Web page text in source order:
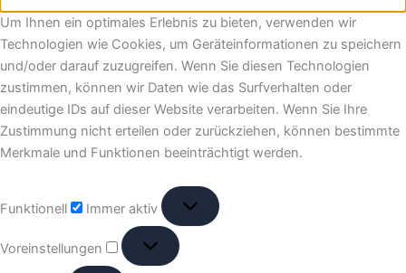
Um Ihnen ein optimales Erlebnis zu bieten, verwenden wir
Technologien wie Cookies, um Geräteinformationen zu speichern
und/oder darauf zuzugreifen. Wenn Sie diesen Technologien
zustimmen, können wir Daten wie das Surfverhalten oder
eindeutige IDs auf dieser Website verarbeiten. Wenn Sie Ihre
Zustimmung nicht erteilen oder zurückziehen, können bestimmte
Merkmale und Funktionen beeinträchtigt werden.
Funktionell Immer aktiv
Voreinstellungen